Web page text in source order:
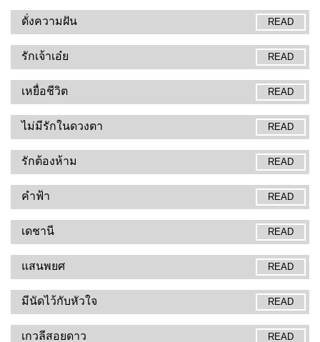
READ
ดั่งความฝัน
READ
รักเจ้าเอ๋ย
READ
เหยื่อชีวิต
READ
ไม่มีรักในดวงตา
READ
รักต้องห้าม
READ
คำฟ้า
READ
เดชานี
READ
แสนพยศ
READ
มีนัดไว้กับหัวใจ
READ
เกวลีสอยดาว